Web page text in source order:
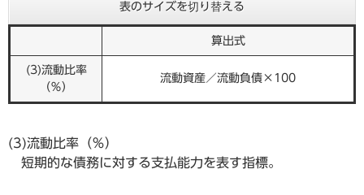
表のサイズを切り替える
算出式
(3)流動比率
（％）
流動資産／流動負債×100
(3)流動比率（％）
短期的な債務に対する支払能力を表す指標。